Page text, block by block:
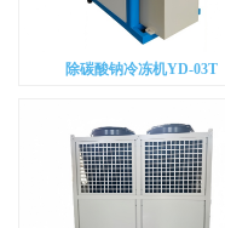
除碳酸钠冷冻机YD-03T